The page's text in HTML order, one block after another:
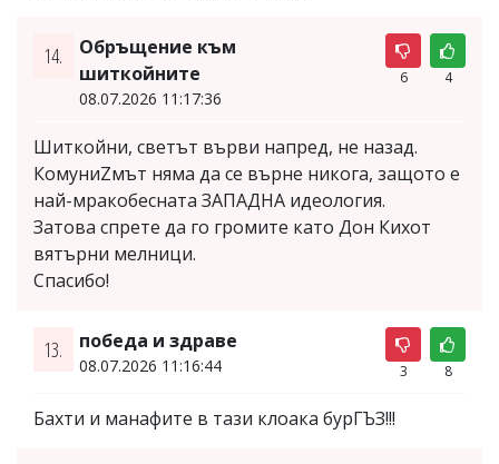
14.
Обръщение към
шиткойните
08.07.2026 11:17:36
6 4
Шиткойни, светът върви напред, не назад.
КомуниZмът няма да се върне никога, защото е
най-мракобесната ЗАПАДНА идеология.
Затова спрете да го громите като Дон Кихот
вятърни мелници.
Спасибо!
13. победа и здраве
08.07.2026 11:16:44 3 8
Бахти и манафите в тази клоака бурГЪЗ!!!